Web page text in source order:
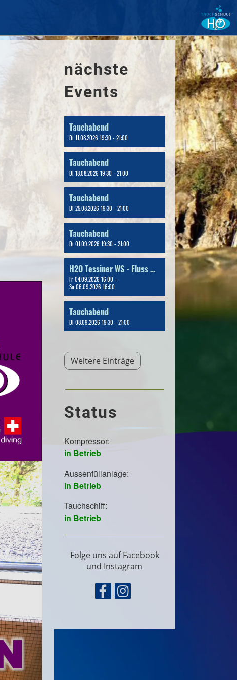
nächste
Events
Tauchabend
Di 11.08.2026 19:30 - 21:00
Tauchabend
Di 18.08.2026 19:30 - 21:00
Tauchabend
Di 25.08.2026 19:30 - 21:00
Tauchabend
Di 01.09.2026 19:30 - 21:00
H2O Tessiner WS - Fluss & Bergseetauchen
Fr 04.09.2026 16:00 -
So 06.09.2026 16:00
Tauchabend
Di 08.09.2026 19:30 - 21:00
Weitere Einträge
Status
Folge uns auf Facebook
und Instagram